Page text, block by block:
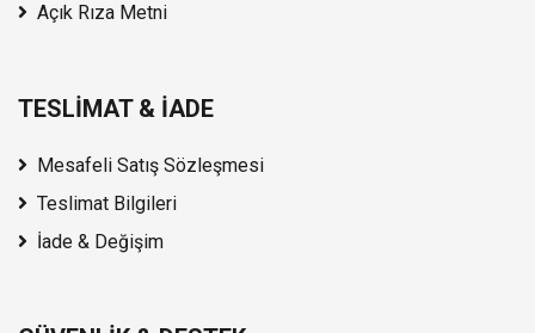
Açık Rıza Metni
TESLİMAT & İADE
Mesafeli Satış Sözleşmesi
Teslimat Bilgileri
İade & Değişim